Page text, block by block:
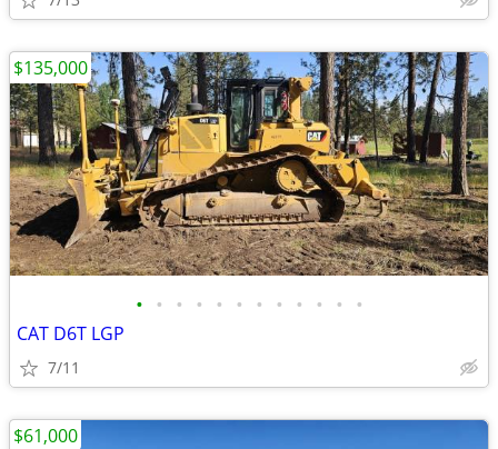
• • • • • • • • • • • •
CAT D6T LGP
7/11
$135,000
$61,000